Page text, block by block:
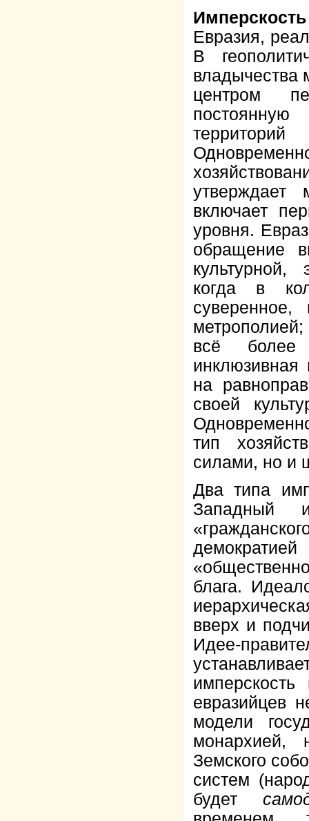
Евразия,
В
владычества
центром
утверждает
включает
уровня.
обращение
культурной,
когда в
всё более
на
своей
тип
силами, но и
Два типа
Западный
блага.
вверх и
Идее-
евразийцев
модели
монархией,
Земского
систем
будет